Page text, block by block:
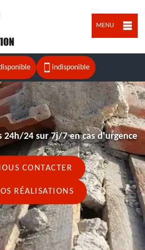
MENU
indisponible
24h/24 sur 7j/7 en cas d'urgence
CONTACTER
RÉALISATIONS